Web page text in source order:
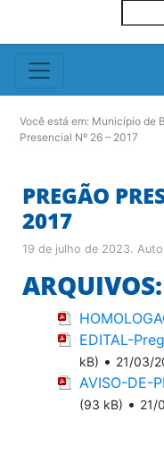
Você está em: Município de
Presencial Nº 26 – 2017
PREGÃO
2017
19 de julho de 2023.
ARQUIVOS:
EDITAL-
kB) • 21/03/
AVISO-DE-
(93 kB) • 21/